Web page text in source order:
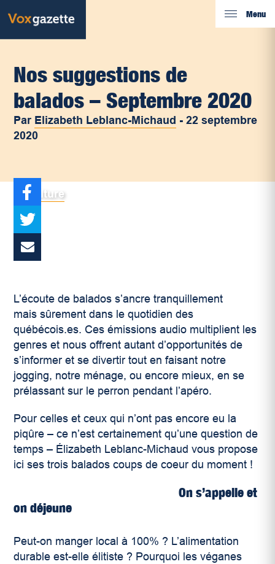
Menu
Nos suggestions de
balados – Septembre 2020
Par Elizabeth Leblanc-Michaud -22 septembre
2020
Culture
L’écoute de balados s’ancre tranquillement
mais sûrement dans le quotidien des
québécois.es. Ces émissions audio multiplient les
genres et nous offrent autant d’opportunités de
s’informer et se divertir tout en faisant notre
jogging, notre ménage, ou encore mieux, en se
prélassant sur le perron pendant l’apéro.
Pour celles et ceux qui n’ont pas encore eu la
piqûre – ce n’est certainement qu’une question de
temps – Élizabeth Leblanc-Michaud vous propose
ici ses trois balados coups de coeur du moment !
On s’appelle et
on déjeune
Peut-on manger local à 100% ? L’alimentation
durable est-elle élitiste ? Pourquoi les véganes